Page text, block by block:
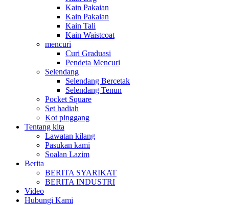
Kain Pakaian
Kain Pakaian
Kain Tali
Kain Waistcoat
mencuri
Curi Graduasi
Pendeta Mencuri
Selendang
Selendang Bercetak
Selendang Tenun
Pocket Square
Set hadiah
Kot pinggang
Tentang kita
Lawatan kilang
Pasukan kami
Soalan Lazim
Berita
BERITA SYARIKAT
BERITA INDUSTRI
Video
Hubungi Kami